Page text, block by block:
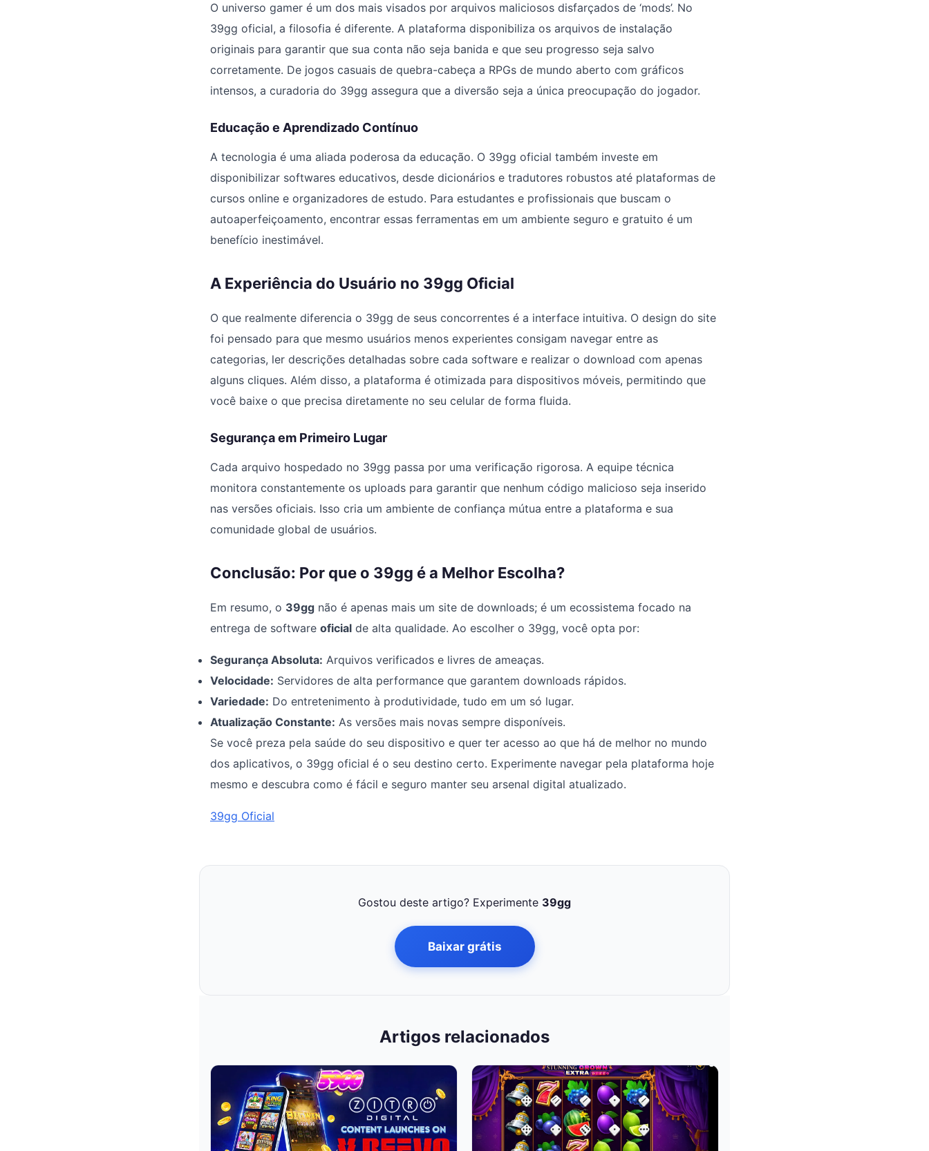
O universo gamer é um dos mais visados por arquivos maliciosos disfarçados de ‘mods’. No
39gg oficial, a filosofia é diferente. A plataforma disponibiliza os arquivos de instalação
originais para garantir que sua conta não seja banida e que seu progresso seja salvo
corretamente. De jogos casuais de quebra-cabeça a RPGs de mundo aberto com gráficos
intensos, a curadoria do 39gg assegura que a diversão seja a única preocupação do jogador.
Educação e Aprendizado Contínuo
A tecnologia é uma aliada poderosa da educação. O 39gg oficial também investe em
disponibilizar softwares educativos, desde dicionários e tradutores robustos até plataformas de
cursos online e organizadores de estudo. Para estudantes e profissionais que buscam o
autoaperfeiçoamento, encontrar essas ferramentas em um ambiente seguro e gratuito é um
benefício inestimável.
A Experiência do Usuário no 39gg Oficial
O que realmente diferencia o 39gg de seus concorrentes é a interface intuitiva. O design do site
foi pensado para que mesmo usuários menos experientes consigam navegar entre as
categorias, ler descrições detalhadas sobre cada software e realizar o download com apenas
alguns cliques. Além disso, a plataforma é otimizada para dispositivos móveis, permitindo que
você baixe o que precisa diretamente no seu celular de forma fluida.
Segurança em Primeiro Lugar
Cada arquivo hospedado no 39gg passa por uma verificação rigorosa. A equipe técnica
monitora constantemente os uploads para garantir que nenhum código malicioso seja inserido
nas versões oficiais. Isso cria um ambiente de confiança mútua entre a plataforma e sua
comunidade global de usuários.
Conclusão: Por que o 39gg é a Melhor Escolha?
Em resumo, o 39gg não é apenas mais um site de downloads; é um ecossistema focado na
entrega de software oficial de alta qualidade. Ao escolher o 39gg, você opta por:
Segurança Absoluta: Arquivos verificados e livres de ameaças.
Velocidade: Servidores de alta performance que garantem downloads rápidos.
Variedade: Do entretenimento à produtividade, tudo em um só lugar.
Atualização Constante: As versões mais novas sempre disponíveis.
Se você preza pela saúde do seu dispositivo e quer ter acesso ao que há de melhor no mundo
dos aplicativos, o 39gg oficial é o seu destino certo. Experimente navegar pela plataforma hoje
mesmo e descubra como é fácil e seguro manter seu arsenal digital atualizado.
39gg Oficial
Gostou deste artigo? Experimente 39gg
Baixar grátis
Artigos relacionados